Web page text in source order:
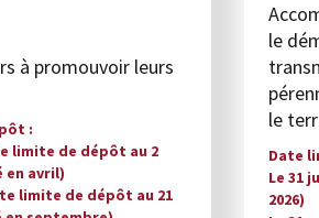
à promouvoir leurs
limite de dépôt au 2
en avril)
limite de dépôt au 21
le
le
Date
Le 31
2026)